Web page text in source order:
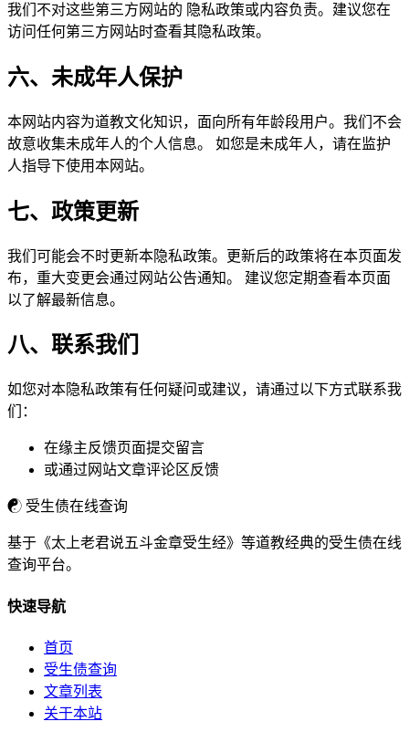
我们不对这些第三方网站的 隐私政策或内容负责。建议您在
访问任何第三方网站时查看其隐私政策。
六、未成年人保护
本网站内容为道教文化知识，面向所有年龄段用户。我们不会
故意收集未成年人的个人信息。 如您是未成年人，请在监护
人指导下使用本网站。
七、政策更新
我们可能会不时更新本隐私政策。更新后的政策将在本页面发
布，重大变更会通过网站公告通知。 建议您定期查看本页面
以了解最新信息。
八、联系我们
如您对本隐私政策有任何疑问或建议，请通过以下方式联系我
们：
在缘主反馈页面提交留言
或通过网站文章评论区反馈
☯ 受生债在线查询
基于《太上老君说五斗金章受生经》等道教经典的受生债在线
查询平台。
快速导航
首页
受生债查询
文章列表
关于本站